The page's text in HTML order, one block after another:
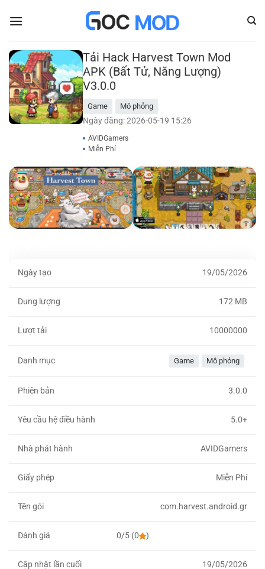
qua
dung
Tải Hack Harvest Town Mod
APK (Bất Tử, Năng Lượng)
V3.0.0
Game Mô phỏng
Ngày đăng: 2026-05-19 15:26
AVIDGamers
Miễn Phí
Ngày tạo 19/05/2026
Dung lượng 172 MB
Lượt tải 10000000
Danh mục Game Mô phỏng
Phiên bản 3.0.0
Yêu cầu hệ điều hành 5.0+
Nhà phát hành AVIDGamers
Giấy phép Miễn Phí
Tên gói com.harvest.android.gr
Đánh giá 0/5 (0 )
Cập nhật lần cuối 19/05/2026